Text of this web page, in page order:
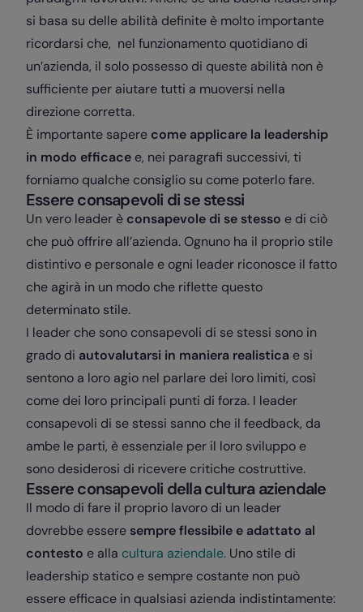
si basa su delle abilità definite è molto importante
ricordarsi che, nel funzionamento quotidiano di
un’azienda, il solo possesso di queste abilità non è
sufficiente per aiutare tutti a muoversi nella
direzione corretta.
È importante sapere come applicare la leadership
in modo efficace e, nei paragrafi successivi, ti
forniamo qualche consiglio su come poterlo fare.
Essere consapevoli di se stessi
Un vero leader è consapevole di se stesso e di ciò
che può offrire all’azienda. Ognuno ha il proprio stile
distintivo e personale e ogni leader riconosce il fatto
che agirà in un modo che riflette questo
determinato stile.
I leader che sono consapevoli di se stessi sono in
grado di autovalutarsi in maniera realistica e si
sentono a loro agio nel parlare dei loro limiti, così
come dei loro principali punti di forza. I leader
consapevoli di se stessi sanno che il feedback, da
ambe le parti, è essenziale per il loro sviluppo e
sono desiderosi di ricevere critiche costruttive.
Essere consapevoli della cultura aziendale
Il modo di fare il proprio lavoro di un leader
dovrebbe essere sempre flessibile e adattato al
contesto e alla cultura aziendale. Uno stile di
leadership statico e sempre costante non può
essere efficace in qualsiasi azienda indistintamente: